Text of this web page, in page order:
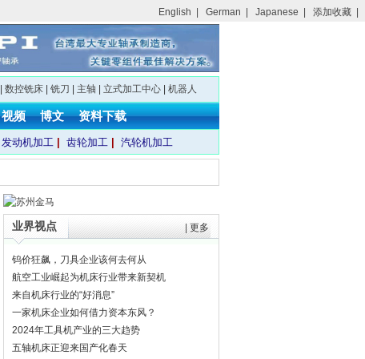
English German Japanese 添加收藏
数控铣床| 铣刀 主轴 立式加工中心| 机器人
视频 博文 资料下载
发动机加工 齿轮加工 汽轮机加工
业界视点 更多
钨价狂飙，刀具企业该何去何从
航空工业崛起为机床行业带来新契机
来自机床行业的“好消息”
一家机床企业如何借力资本东风？
2024年工具机产业的三大趋势
五轴机床正迎来国产化春天